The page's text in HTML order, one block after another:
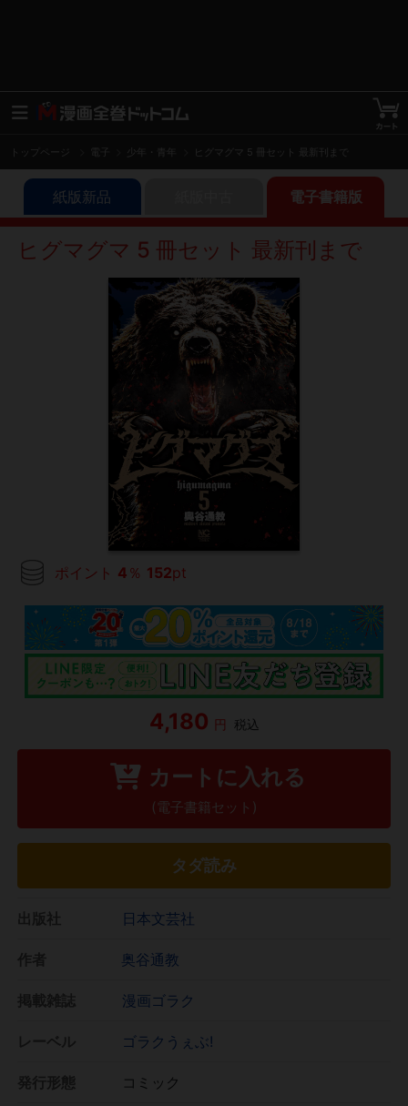
トップページ 少年・青年 ヒグマグマ 5 冊セット 最新刊まで
紙版新品 電子書籍版
ヒグマグマ 5 冊セット 最新刊まで
ポイント 4 ％ 152pt
4,180 円 税込
カートに入れる
(電子書籍セット)
タダ読み
日本文芸社
奥谷通教
漫画ゴラク
ゴラクうぇぶ!
コミック